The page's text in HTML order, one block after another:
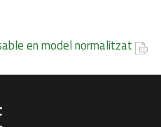
en model normalitzat